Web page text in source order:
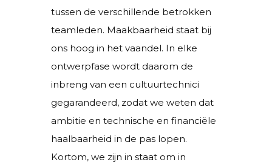
tussen de verschillende betrokken
teamleden. Maakbaarheid staat bij
ons hoog in het vaandel. In elke
ontwerpfase wordt daarom de
inbreng van een cultuurtechnici
gegarandeerd, zodat we weten dat
ambitie en technische en financiële
haalbaarheid in de pas lopen.
Kortom, we zijn in staat om in